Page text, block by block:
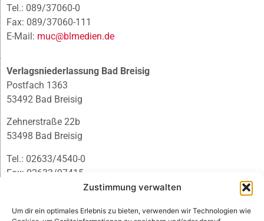
Zustimmung verwalten
Um dir ein optimales Erlebnis zu bieten, verwenden wir Technologien wie
Tel.: 089/37060-0
Fax: 089/37060-111
E-Mail: muc@blmedien.de
Verlagsniederlassung Bad Breisig
Postfach 1363
53492 Bad Breisig
Zehnerstraße 22b
53498 Bad Breisig
Tel.: 02633/4540-0
Fax: 02633/97415
infobb@blmedien.de